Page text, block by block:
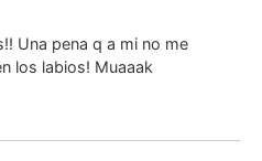
Una pena q a mi no me
los labios! Muaaak